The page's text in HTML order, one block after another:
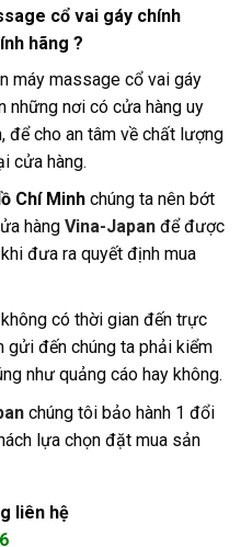
cổ vai gáy chính
hãng ?
máy massage cổ vai gáy
những nơi có cửa hàng uy
để cho an tâm về chất lượng
cửa hàng.
Chí Minh chúng ta nên bớt
hàng Vina-Japan để được
đưa ra quyết định mua
có thời gian đến trực
gửi đến chúng ta phải kiểm
như quảng cáo hay không.
chúng tôi bảo hành 1 đổi
lựa chọn đặt mua sản
liên hệ